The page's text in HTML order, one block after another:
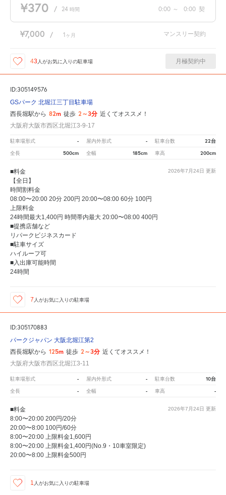
¥370 / 24 時間 0:00 ～ 0:00 契
¥7,000 / 1 ヶ月 マンスリー契約
43人がお気に入りの駐車場 月極契約中
ID:305149576
GSパーク 北堀江三丁目駐車場
西長堀駅から 82m 徒歩 2～3分 近くてオススメ！
大阪府大阪市西区北堀江3-9-17
駐車場形式 - 屋内外形式 - 駐車台数 22台
全長 500cm 全幅 185cm 車高 200cm
2026年7月24日 更新
■料金
【全日】
時間割料金
08:00〜20:00 20分 200円 20:00〜08:00 60分 100円
上限料金
24時間最大1,400円 時間帯内最大 20:00〜08:00 400円
■提携店舗など
リパークビジネスカード
■駐車サイズ
ハイルーフ可
■入出庫可能時間
24時間
7 人がお気に入りの駐車場
ID:305170883
パークジャパン 大阪北堀江第2
西長堀駅から 125m 徒歩 2～3分 近くてオススメ！
大阪府大阪市西区北堀江3-11
駐車場形式 - 屋内外形式 - 駐車台数 10台
全長 - 全幅 - 車高 -
2026年7月24日 更新
■料金
8:00〜20:00 200円/20分
20:00〜8:00 100円/60分
8:00〜20:00 上限料金1,600円
8:00〜20:00 上限料金1,400円(No.9・10車室限定)
20:00〜8:00 上限料金500円
1 人がお気に入りの駐車場